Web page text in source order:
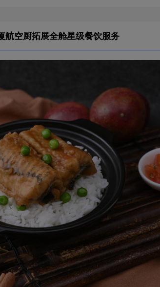
航空厨拓展全舱星级餐饮服务